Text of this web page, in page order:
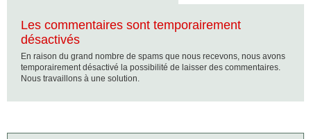
Les commentaires sont temporairement
désactivés
En raison du grand nombre de spams que nous recevons, nous avons
temporairement désactivé la possibilité de laisser des commentaires.
Nous travaillons à une solution.